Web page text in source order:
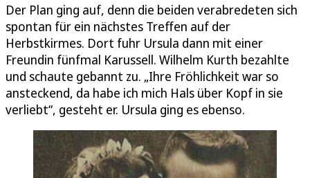
Der Plan ging auf, denn die beiden verabredeten sich
spontan für ein nächstes Treffen auf der
Herbstkirmes. Dort fuhr Ursula dann mit einer
Freundin fünfmal Karussell. Wilhelm Kurth bezahlte
und schaute gebannt zu. „Ihre Fröhlichkeit war so
ansteckend, da habe ich mich Hals über Kopf in sie
verliebt“, gesteht er. Ursula ging es ebenso.